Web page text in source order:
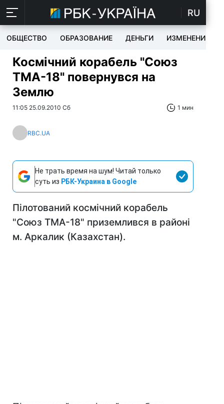
RU
ОБЩЕСТВО ОБРАЗОВАНИЕ ДЕНЬГИ ИЗМЕНЕНИЯ
Космічний корабель "Союз
ТМА-18" повернувся на
Землю
11:05 25.09.2010 Сб 1 мин
RBC.UA
Не трать время на шум! Читай только
суть из РБК-Украина в Google
Пілотований космічний корабель
"Союз ТМА-18" приземлився в районі
м. Аркалик (Казахстан).